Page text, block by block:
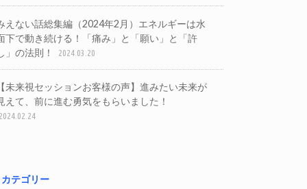
えない話総集編（2024年2月）エネルギーは水
下で動き続ける！「痛み」と「願い」と「許
」の法則！
2024.03.20
未来視セッションお客様の声】進みたい未来が
えて、前に進む勇気をもらいました！
カテゴリー